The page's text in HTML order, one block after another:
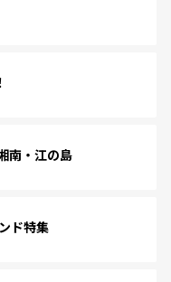
南・江の島
ド特集